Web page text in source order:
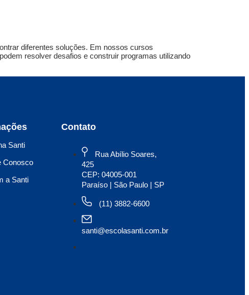
diferentes soluções. Em nossos cursos
resolver desafios e construir programas utilizando
Santi
Conosco
a Santi
Contato
Rua Abílio Soares,
425
CEP: 04005-001
Paraíso | São Paulo | SP
(11) 3882-6600
santi@escolasanti.com.br